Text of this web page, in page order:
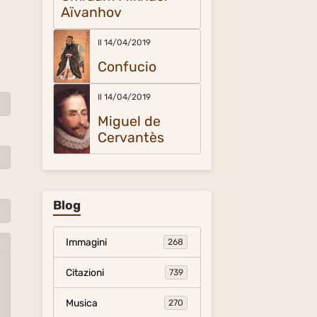
Aïvanhov
Il 14/04/2019
Confucio
Il 14/04/2019
Miguel de
Cervantès
Blog
Immagini 268
Citazioni 739
Musica 270